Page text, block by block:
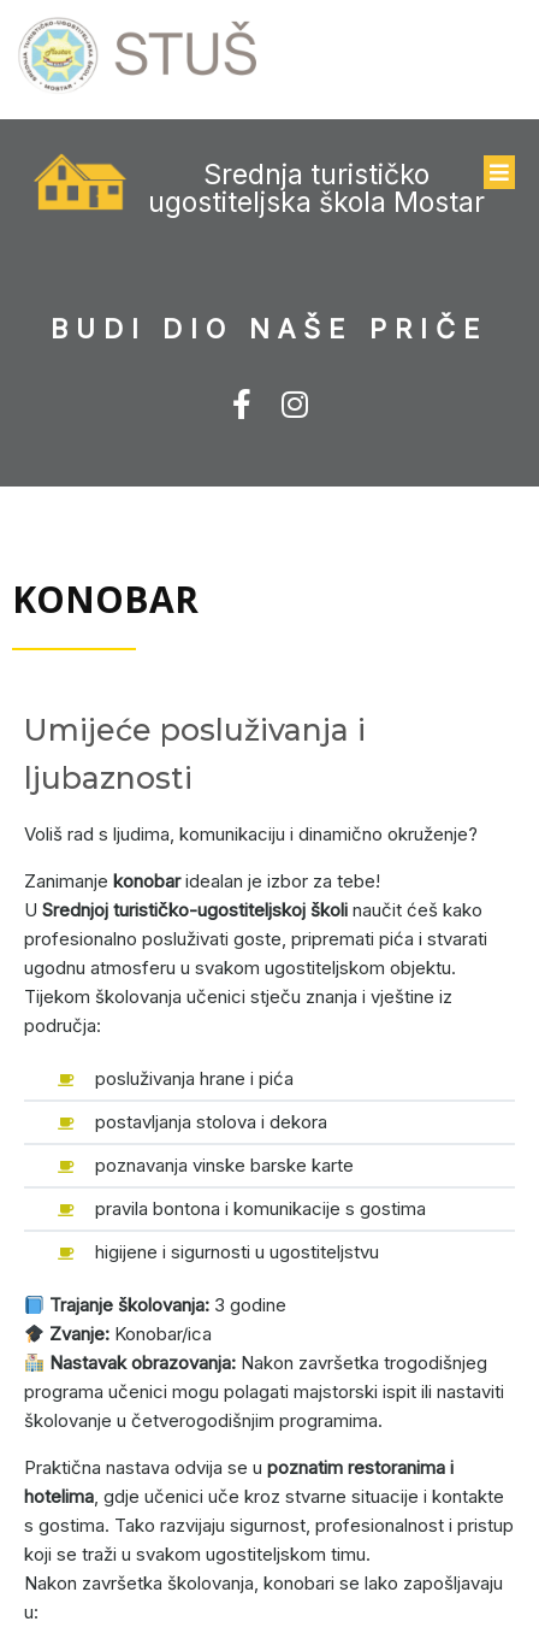
Srednja turističko
ugostiteljska škola Mostar
BUDI DIO NAŠE PRIČE
KONOBAR
Umijeće posluživanja i
ljubaznosti
Voliš rad s ljudima, komunikaciju i dinamično okruženje?
Zanimanje konobaridealan je izbor za tebe!
U Srednjoj turističko-ugostiteljskoj školi naučit ćeš kako
profesionalno posluživati goste, pripremati pića i stvarati
ugodnu atmosferu u svakom ugostiteljskom objektu.
Tijekom školovanja učenici stječu znanja i vještine iz
područja:
posluživanja hrane i pića
postavljanja stolova i dekora
poznavanja vinske barske karte
pravila bontona i komunikacije s gostima
higijene i sigurnosti u ugostiteljstvu
Trajanje školovanja: 3 godine
Zvanje: Konobar/ica
Nastavak obrazovanja: Nakon završetka trogodišnjeg
programa učenici mogu polagati majstorski ispit ili nastaviti
školovanje u četverogodišnjim programima.
Praktična nastava odvija se u poznatim restoranima i
hotelima, gdje učenici uče kroz stvarne situacije i kontakte
s gostima. Tako razvijaju sigurnost, profesionalnost i pristup
koji se traži u svakom ugostiteljskom timu.
Nakon završetka školovanja, konobari se lako zapošljavaju
u: